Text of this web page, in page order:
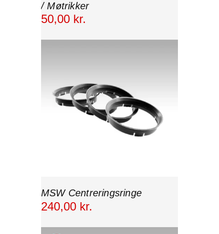
/ Møtrikker
50,00 kr.
MSW Centreringsringe
240,00 kr.